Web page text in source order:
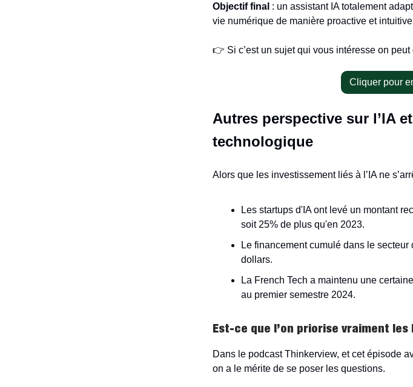
Objectif final : un assistant IA totalement
vie numérique de manière proactive et
👉 Si c’est un sujet qui vous intéresse on
Cliquer pour
Autres perspective sur l’IA
technologique
Alors que les investissement liés à l’IA ne
Les startups d'IA ont levé un montant
soit 25% de plus qu'en 2023.
Le financement cumulé dans le
dollars.
La French Tech a maintenu une
au premier semestre 2024.
Est-ce que l’on priorise vraiment les
Dans le podcast Thinkerview, et cet épisode
on a le mérite de se poser les questions.